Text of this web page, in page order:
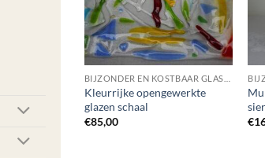
Kleurrijke opengewerkte
glazen schaal
€85,00
€